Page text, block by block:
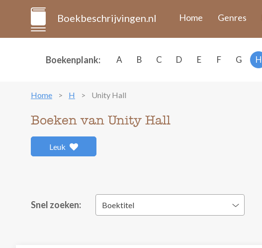
Boekbeschrijvingen.nl Home Genres
Boekenplank: A B C D E F G H
Home H Unity Hall
Boeken van Unity Hall
Leuk
Snel zoeken: Boektitel